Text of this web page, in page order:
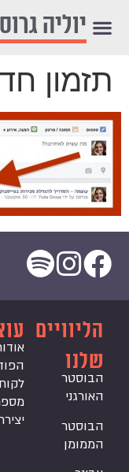
יוליה גרוס
תזמון
הליוויים
שלנו
הבוסטר
האורגני
הבוסטר
הממומן